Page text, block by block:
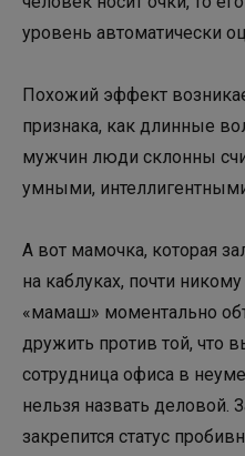
уровень автоматически
Похожий эффект
признака, как длинные
мужчин люди склонны
умными,
А вот мамочка, которая
на каблуках, почти
«мамаш» моментально
дружить против той, что
сотрудница офиса в
нельзя назвать деловой.
закрепится статус